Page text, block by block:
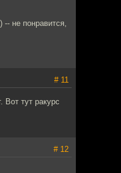
-- не понравится,
# 11
тут ракурс
# 12